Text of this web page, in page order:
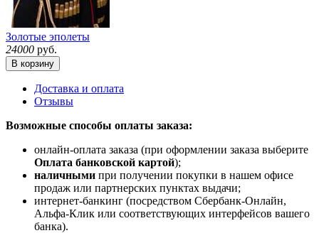
Золотые эполеты
24000 руб.
В корзину
Доставка и оплата
Отзывы
Возможные способы оплаты заказа:
онлайн-оплата заказа (при оформлении заказа выберите
Оплата банковской картой);
наличными при получении покупки в нашем офисе
продаж или партнерских пунктах выдачи;
интернет-банкинг (посредством Сбербанк-Онлайн,
Альфа-Клик или соответствующих интерфейсов вашего
банка).